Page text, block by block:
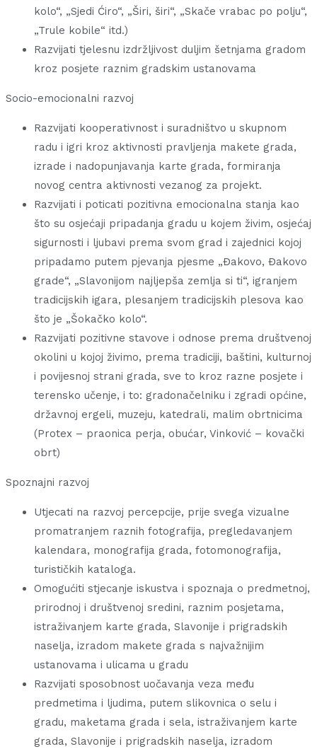
kolo“, „Sjedi Ćiro“, „Širi, širi“, „Skače vrabac po polju“,
„Trule kobile“ itd.)
Razvijati tjelesnu izdržljivost duljim šetnjama gradom
kroz posjete raznim gradskim ustanovama
Socio-emocionalni razvoj
Razvijati kooperativnost i suradništvo u skupnom
radu i igri kroz aktivnosti pravljenja makete grada,
izrade i nadopunjavanja karte grada, formiranja
novog centra aktivnosti vezanog za projekt.
Razvijati i poticati pozitivna emocionalna stanja kao
što su osjećaji pripadanja gradu u kojem živim, osjećaj
sigurnosti i ljubavi prema svom grad i zajednici kojoj
pripadamo putem pjevanja pjesme „Đakovo, Đakovo
grade“, „Slavonijom najljepša zemlja si ti“, igranjem
tradicijskih igara, plesanjem tradicijskih plesova kao
što je „Šokačko kolo“.
Razvijati pozitivne stavove i odnose prema društvenoj
okolini u kojoj živimo, prema tradiciji, baštini, kulturnoj
i povijesnoj strani grada, sve to kroz razne posjete i
terensko učenje, i to: gradonačelniku i zgradi općine,
državnoj ergeli, muzeju, katedrali, malim obrtnicima
(Protex – praonica perja, obućar, Vinković – kovački
obrt)
Spoznajni razvoj
Utjecati na razvoj percepcije, prije svega vizualne
promatranjem raznih fotografija, pregledavanjem
kalendara, monografija grada, fotomonografija,
turističkih kataloga.
Omogućiti stjecanje iskustva i spoznaja o predmetnoj,
prirodnoj i društvenoj sredini, raznim posjetama,
istraživanjem karte grada, Slavonije i prigradskih
naselja, izradom makete grada s najvažnijim
ustanovama i ulicama u gradu
Razvijati sposobnost uočavanja veza među
predmetima i ljudima, putem slikovnica o selu i
gradu, maketama grada i sela, istraživanjem karte
grada, Slavonije i prigradskih naselja, izradom